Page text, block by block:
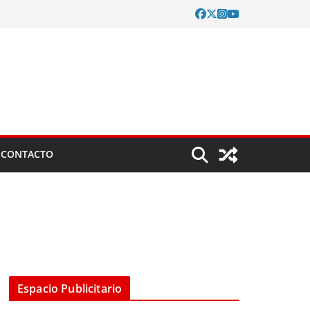
CONTACTO
Espacio Publicitario